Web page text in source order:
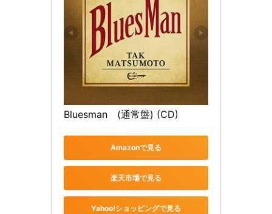
Bluesman　(通常盤) (CD)
Amazonで見る
楽天市場で見る
Yahoo!ショッピングで見る